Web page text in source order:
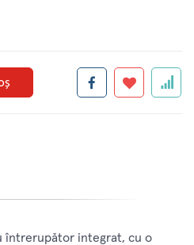
întrerupător integrat, cu o